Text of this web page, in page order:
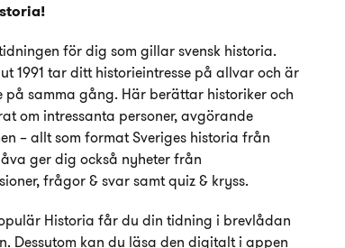
för dig som gillar svensk historia.
1991 tar ditt historieintresse på allvar och är
samma gång. Här berättar historiker och
om intressanta personer, avgörande
– allt som format Sveriges historia från
ger dig också nyheter från
frågor & svar samt quiz & kryss.
Historia får du din tidning i brevlådan
Dessutom kan du läsa den digitalt i appen